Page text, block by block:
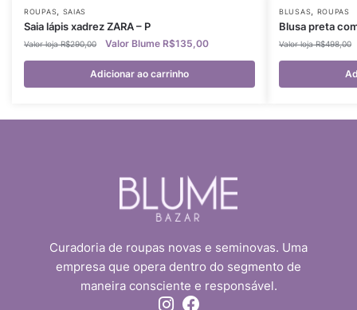
ROUPAS SAIAS
Saia lápis xadrez ZARA – P
R$290,00 R$135,00
Adicionar ao carrinho
BLUSAS ROUPAS
Blusa preta
R$498,00
Curadoria de roupas novas e seminovas. Uma
empresa que opera dentro do segmento de
maneira consciente e responsável.